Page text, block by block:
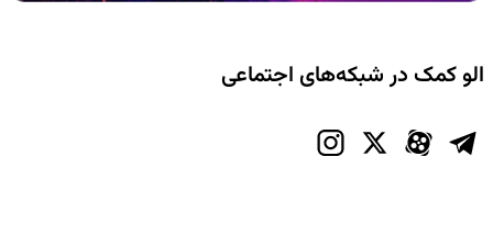
الو کمک در شبکه‌های اجتماعی